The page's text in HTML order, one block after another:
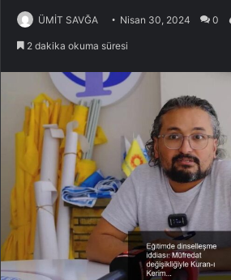
ÜMİT SAVĞA Nisan 30, 2024 0
2 dakika okuma süresi